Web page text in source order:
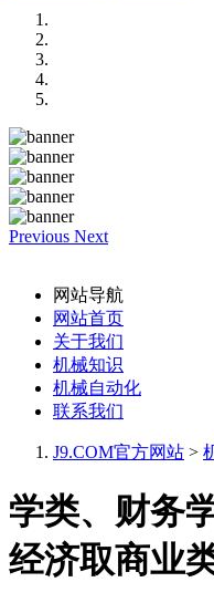
Previous Next
网站导航
网站首页
关于我们
机械知识
机械自动化
联系我们
J9.COM官方网站 >
学类、财务
经济取商业